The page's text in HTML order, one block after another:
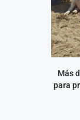
Más
para